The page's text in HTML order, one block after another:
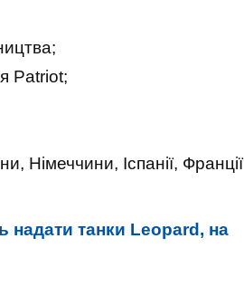
Patriot;
Німеччини, Іспанії, Франції
надати танки Leopard, на